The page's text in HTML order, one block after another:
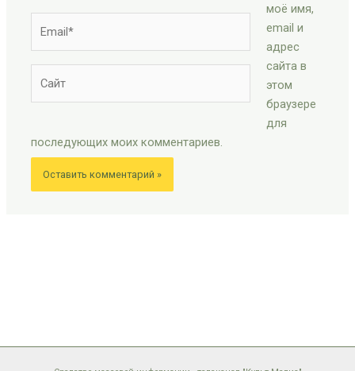
моё имя,
email и
адрес
сайта в
этом
браузере
для
последующих моих комментариев.